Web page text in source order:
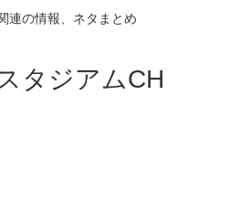
連の情報、ネタまとめ
タジアムCH